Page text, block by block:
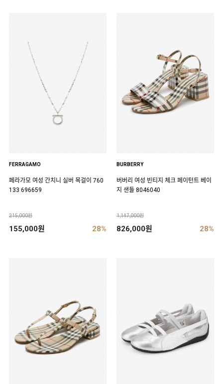
FERRAGAMO
페라가모 여성 간치니 실버 목걸이 760
133 696659
215,000원
155,000원 28%
BURBERRY
버버리 여성 빈티지 체크 페이턴트 베이
지 샌들 8046040
1,147,000원
826,000원 28%